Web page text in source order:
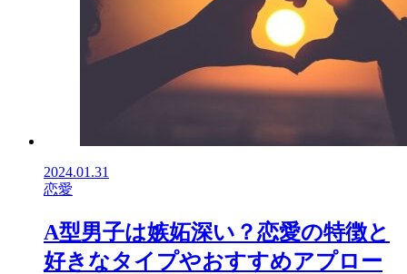
2024.01.31
恋愛
A型男子は嫉妬深い？恋愛の特徴と
好きなタイプやおすすめアプロー